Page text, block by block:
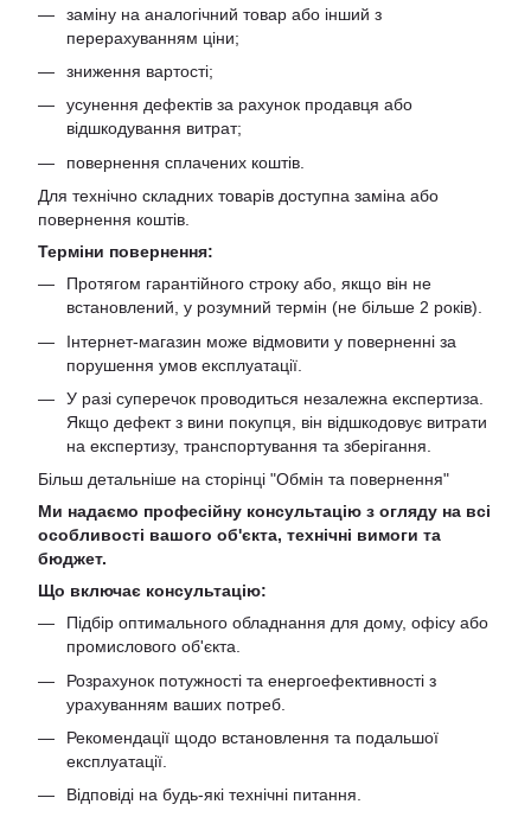
заміну на аналогічний товар або інший з
перерахуванням ціни;
зниження вартості;
усунення дефектів за рахунок продавця або
відшкодування витрат;
повернення сплачених коштів.
Для технічно складних товарів доступна заміна або
повернення коштів.
Терміни повернення:
Протягом гарантійного строку або, якщо він не
встановлений, у розумний термін (не більше 2 років).
Інтернет-магазин може відмовити у поверненні за
порушення умов експлуатації.
У разі суперечок проводиться незалежна експертиза.
Якщо дефект з вини покупця, він відшкодовує витрати
на експертизу, транспортування та зберігання.
Більш детальніше на сторінці "Обмін та повернення"
Ми надаємо професійну консультацію з огляду на всі
особливості вашого об'єкта, технічні вимоги та
бюджет.
Що включає консультацію:
Підбір оптимального обладнання для дому, офісу або
промислового об'єкта.
Розрахунок потужності та енергоефективності з
урахуванням ваших потреб.
Рекомендації щодо встановлення та подальшої
експлуатації.
Відповіді на будь-які технічні питання.